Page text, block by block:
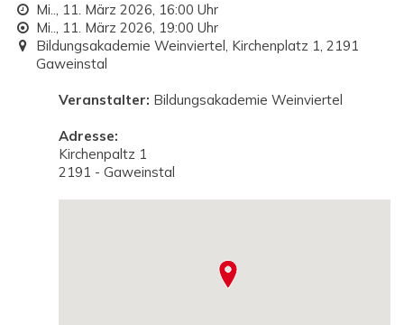
Mi.., 11. März 2026, 16:00 Uhr
Mi.., 11. März 2026, 19:00 Uhr
Bildungsakademie Weinviertel, Kirchenplatz 1, 2191
Gaweinstal
Veranstalter: Bildungsakademie Weinviertel
Adresse:
Kirchenpaltz 1
2191 - Gaweinstal